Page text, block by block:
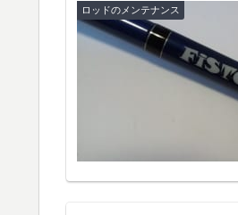
ロッドのメンテナンス